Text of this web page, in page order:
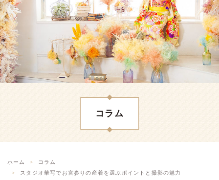
コラム
ホーム
コラム
スタジオ華写でお宮参りの産着を選ぶポイントと撮影の魅力